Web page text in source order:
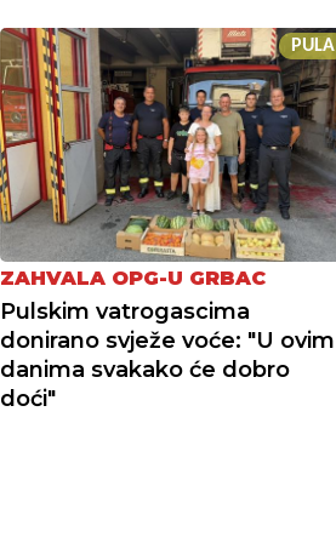
PULA
ZAHVALA OPG-U GRBAC
Pulskim vatrogascima
donirano svježe voće: "U ovim
danima svakako će dobro
doći"